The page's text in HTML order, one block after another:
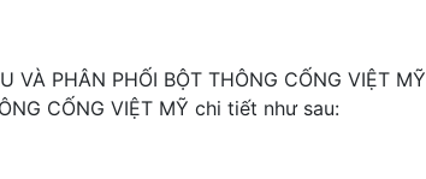
VÀ PHÂN PHỐI BỘT THÔNG CỐNG VIỆT MỸ
CỐNG VIỆT MỸ chi tiết như sau: